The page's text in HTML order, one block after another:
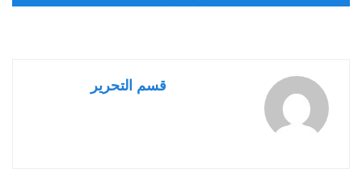
قسم التحرير